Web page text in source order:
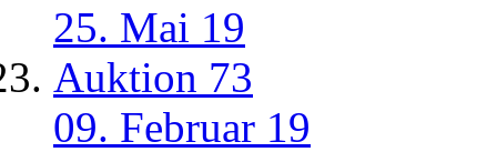
25. Mai 19
Auktion 73
09. Februar 19